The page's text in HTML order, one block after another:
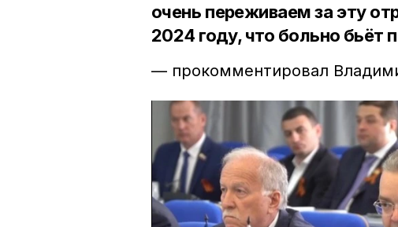
очень переживаем за эту
2024 году, что больно
— прокомментировал